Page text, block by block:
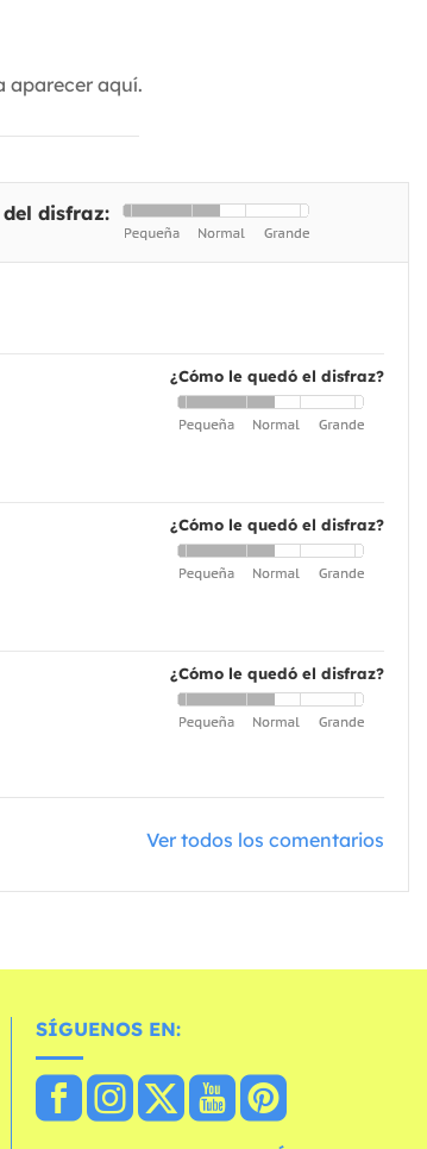
aparecer aquí.
disfraz:
¿Cómo le quedó el disfraz?
¿Cómo le quedó el disfraz?
¿Cómo le quedó el disfraz?
Ver todos los comentarios
SÍGUENOS EN: